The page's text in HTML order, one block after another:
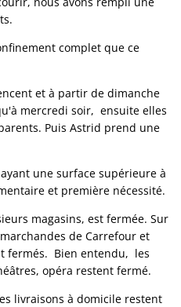
complet que ce
et à partir de dimanche
mercredi soir, ensuite elles
Puis Astrid prend une
une surface supérieure à
et première nécessité.
magasins, est fermée. Sur
de Carrefour et
fermés. Bien entendu, les
opéra restent fermé.
livraisons à domicile restent